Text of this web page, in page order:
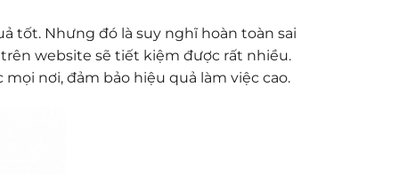
tốt. Nhưng đó là suy nghĩ hoàn toàn sai
website sẽ tiết kiệm được rất nhiều.
nơi, đảm bảo hiệu quả làm việc cao.